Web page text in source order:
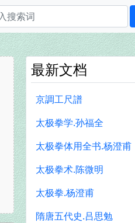
最新文档
京調工尺譜
太极拳学.孙福全
太极拳体用全书.杨澄甫
太极拳术.陈微明
太极拳.杨澄甫
隋唐五代史.吕思勉